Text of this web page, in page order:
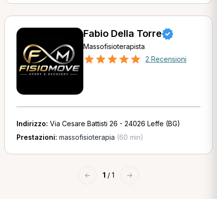
Fabio Della Torre
Massofisioterapista
2 Recensioni
Indirizzo: Via Cesare Battisti 26 - 24026 Leffe (BG)
Prestazioni: massofisioterapia (60 min)
← 1 / 1 →